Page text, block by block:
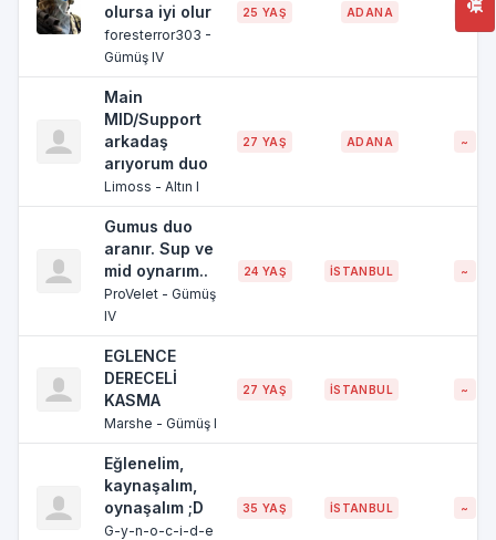
olursa iyi olur
foresterror303 -
Gümüş IV
25 YAŞ ADANA ~
Main
MID/Support
arkadaş
arıyorum duo
Limoss - Altın I
27 YAŞ ADANA ~
Gumus duo
aranır. Sup ve
mid oynarım..
ProVelet - Gümüş
IV
24 YAŞ İSTANBUL ~
EGLENCE
DERECELİ
KASMA
Marshe - Gümüş I
27 YAŞ İSTANBUL ~
Eğlenelim,
kaynaşalım,
oynaşalım ;D
G-y-n-o-c-i-d-e
35 YAŞ İSTANBUL ~